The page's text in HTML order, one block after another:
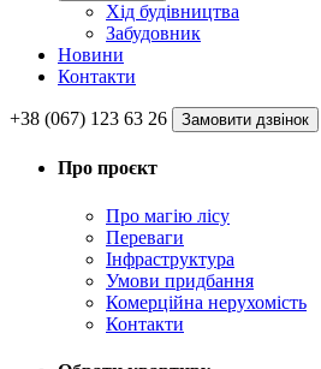
Хід будівництва
Забудовник
Новини
Контакти
+38 (067) 123 63 26 Замовити дзвінок
Про проєкт
Про магію ліcу
Переваги
Інфраструктура
Умови придбання
Комерційна нерухомість
Контакти